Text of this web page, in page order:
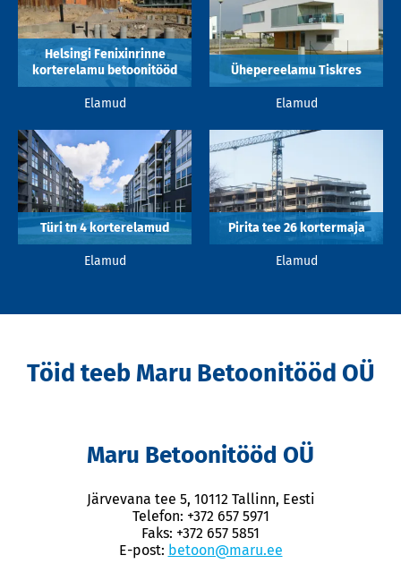
Helsingi Fenixinrinne
korterelamu betoonitööd
Elamud
Ühepereelamu Tiskres
Elamud
Türi tn 4 korterelamud
Elamud
Pirita tee 26 kortermaja
Elamud
Töid teeb Maru Betoonitööd OÜ
Maru Betoonitööd OÜ
Järvevana tee 5, 10112 Tallinn, Eesti
Telefon: +372 657 5971
Faks: +372 657 5851
E-post: betoon@maru.ee